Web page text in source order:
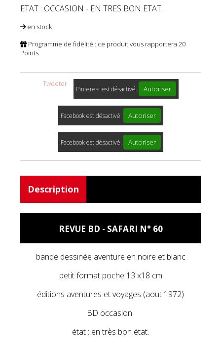
ETAT : OCCASION - EN TRES BON ETAT.
en stock
Programme de fidélité : ce produit vous rapportera 20
Points.
Tweeter
Pinterest est désactivé. Autoriser
Facebook est désactivé. Autoriser
Facebook est désactivé. Autoriser
Description
REVUE BD - SAFARI N° 60
bande dessinée aventure en noire et blanc
petit format poche 13 x18 cm
éditions aventures et voyages (aout 1972)
BD occasion
état : en très bon état.